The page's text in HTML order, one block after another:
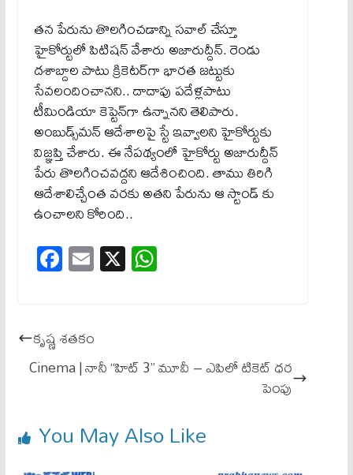
తన పేరును తొలగించడాన్ని సవాల్ చేస్తూ
హైకోర్టులో పిటిషన్ వేశారు అజారుద్దీన్. రెండు
దశాబ్దాల పాటు క్రికెటర్‌గా భారత జట్టుకు
సేవలందించానని.. దాదాపు పదేళ్లపాటు
టీమిండియా కెప్టెన్‌గా ఉన్నానని తెలిపారు.
అంబుడ్స్‌మన్ ఆదేశాలపై స్టే ఇవ్వాలని హైకోర్టుకు
విజ్ఞప్తి చేశారు. ఈ నేపథ్యంలో హైకోర్టు అజారుద్దీన్
పేరు తొలగించవద్దని ఆదేశించింది. తాము తిరిగి
ఆదేశాలిచ్చేంత వ‌ర‌కు అత‌ని పేరును ఆ స్టాండ్ కు
ఉంచాల‌ని కోరింది..
Fa
ce
ok
E
m
X W
ha
pp
కృష్ణ శతకం
Cinema | నానీ “హిట్ 3” మూవీ – ఎపిలో టికెట్ ధర
పెంపు
You May Also Like